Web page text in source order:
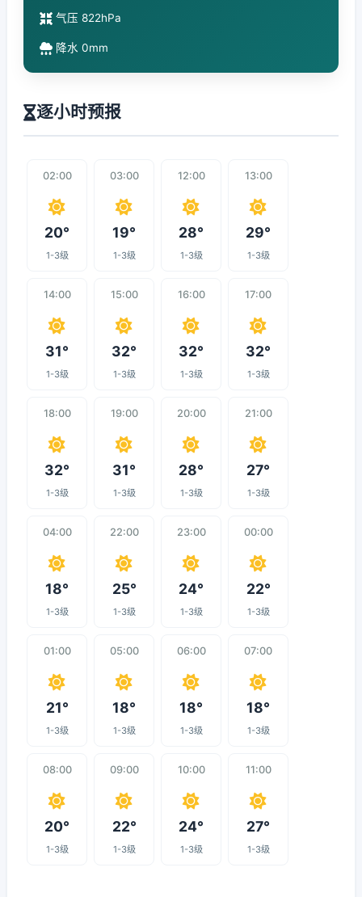
气压 822hPa
降水 0mm
逐小时预报
02:00
20°
1-3级
03:00
19°
1-3级
12:00
28°
1-3级
13:00
29°
1-3级
14:00
31°
1-3级
15:00
32°
1-3级
16:00
32°
1-3级
17:00
32°
1-3级
18:00
32°
1-3级
19:00
31°
1-3级
20:00
28°
1-3级
21:00
27°
1-3级
04:00
18°
1-3级
22:00
25°
1-3级
23:00
24°
1-3级
00:00
22°
1-3级
01:00
21°
1-3级
05:00
18°
1-3级
06:00
18°
1-3级
07:00
18°
1-3级
08:00
20°
1-3级
09:00
22°
1-3级
10:00
24°
1-3级
11:00
27°
1-3级